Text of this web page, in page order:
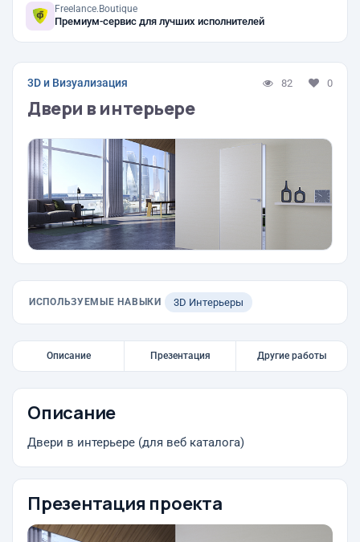
Freelance.Boutique
Премиум-сервис для лучших исполнителей
3D и Визуализация 82 0
Двери в интерьере
ИСПОЛЬЗУЕМЫЕ НАВЫКИ 3D Интерьеры
Описание Презентация Другие работы
Описание
Двери в интерьере (для веб каталога)
Презентация проекта